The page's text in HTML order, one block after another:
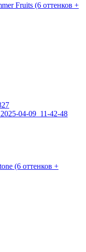
Fruits (6 оттенков +
(6 оттенков +